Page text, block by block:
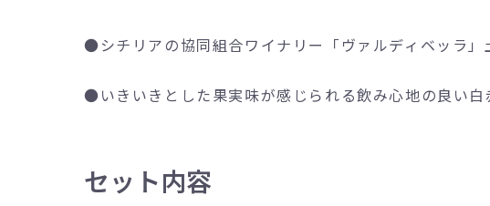
●シチリアの協同組合ワイナリー「ヴァルディベッラ」
●いきいきとした果実味が感じられる飲み心地の良い白
セット内容